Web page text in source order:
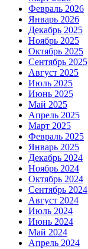
Февраль 2026
Январь 2026
Декабрь 2025
Ноябрь 2025
Октябрь 2025
Сентябрь 2025
Август 2025
Июль 2025
Июнь 2025
Май 2025
Апрель 2025
Март 2025
Февраль 2025
Январь 2025
Декабрь 2024
Ноябрь 2024
Октябрь 2024
Сентябрь 2024
Август 2024
Июль 2024
Июнь 2024
Май 2024
Апрель 2024